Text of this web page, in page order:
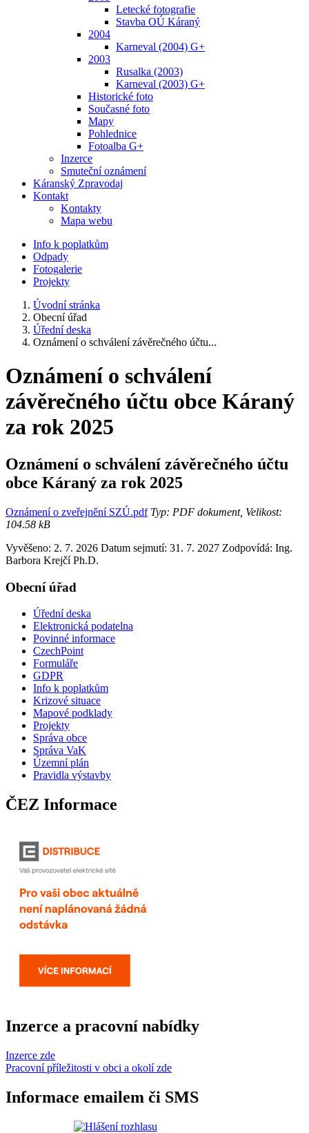
Letecké fotografie
Stavba OÚ Káraný
2004
Karneval (2004) G+
2003
Rusalka (2003)
Karneval (2003) G+
Historické foto
Současné foto
Mapy
Pohlednice
Fotoalba G+
Inzerce
Smuteční oznámení
Káranský Zpravodaj
Kontakt
Kontakty
Mapa webu
Info k poplatkům
Odpady
Fotogalerie
Projekty
Úvodní stránka
Obecní úřad
Úřední deska
Oznámení o schválení závěrečného účtu...
Oznámení o schválení
závěrečného účtu obce Káraný
za rok 2025
Oznámení o schválení závěrečného účtu
obce Káraný za rok 2025
Oznámení o zveřejnění SZÚ.pdfTyp: PDF dokument, Velikost:
104.58 kB
Vyvěšeno: 2. 7. 2026 Datum sejmutí: 31. 7. 2027 Zodpovídá: Ing.
Barbora Krejčí Ph.D.
Obecní úřad
Úřední deska
Elektronická podatelna
Povinné informace
CzechPoint
Formuláře
GDPR
Info k poplatkům
Krizové situace
Mapové podklady
Projekty
Správa obce
Správa VaK
Územní plán
Pravidla výstavby
ČEZ Informace
Inzerce a pracovní nabídky
Inzerce zde
Pracovní příležitosti v obci a okolí zde
Informace emailem či SMS